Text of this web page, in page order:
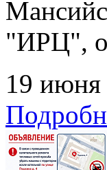
"ИРЦ",
19 июня